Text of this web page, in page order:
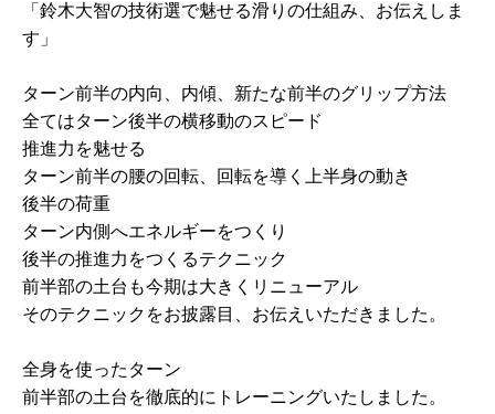
「鈴木大智の技術選で魅せる滑りの仕組み、お伝えしま
す」
ターン前半の内向、内傾、新たな前半のグリップ方法
全てはターン後半の横移動のスピード
推進力を魅せる
ターン前半の腰の回転、回転を導く上半身の動き
後半の荷重
ターン内側へエネルギーをつくり
後半の推進力をつくるテクニック
前半部の土台も今期は大きくリニューアル
そのテクニックをお披露目、お伝えいただきました。
全身を使ったターン
前半部の土台を徹底的にトレーニングいたしました。